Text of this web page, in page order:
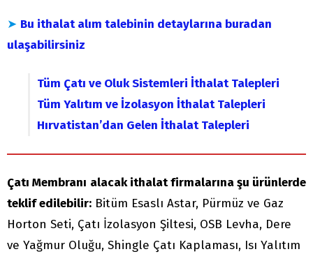
➤ Bu ithalat alım talebinin detaylarına buradan
ulaşabilirsiniz
Tüm Çatı ve Oluk Sistemleri İthalat Talepleri
Tüm Yalıtım ve İzolasyon İthalat Talepleri
Hırvatistan’dan Gelen İthalat Talepleri
Çatı Membranı alacak ithalat firmalarına şu ürünlerde
teklif edilebilir: Bitüm Esaslı Astar, Pürmüz ve Gaz
Horton Seti, Çatı İzolasyon Şiltesi, OSB Levha, Dere
ve Yağmur Oluğu, Shingle Çatı Kaplaması, Isı Yalıtım